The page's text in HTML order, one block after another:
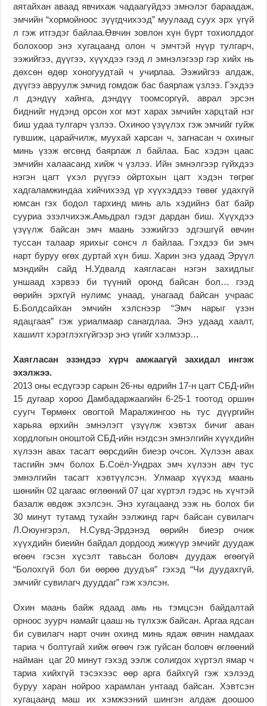
аятайхан аваад явчихаж чадаагүйдээ эмнэлэг бараадаж,
эмчийн “хормойноос зүүгдчихээд” муулаад суух эрх үгүй
л гэж итгэдэг байлаа.Өвчин зовлон хүн бүрт тохиолддог
болохоор энэ хугацаанд олон ч эмчтэй нүүр тулгарч,
ээжийгээ, дүүгээ, хүүхдээ гээд л эмнэлэгээр гэр хийх нь
дөхсөн өдөр хоногуудтай ч учирлаа. Ээжийгээ алдаж,
дүүгээ авруулж эмчид гомдож бас баярлаж үзлээ. Гэхдээ
л дэндүү хайнга, дэндүү тоомсоргүй, аврал эрсэн
биднийг нүдэнд орсон хог мэт харах эмчийн харцтай нэг
биш удаа тулгарч үзлээ. Охиноо үзүүлэх гэж эмчийг гуйж
гувшиж, царайчилж, муухай харсан ч, загнасан ч охиныг
минь үзэж өгсөнд баярлаж л байлаа. Бас хэдэн цаас
эмчийн халаасанд хийж ч үзлээ. Ийн эмнэлгээр гүйхдээ
нэгэн цагт үхэл рүүгээ ойртохын цагт хэдэн төгрөг
хадгаламжиндаа хийчихээд үр хүүхэддээ төвөг удахгүй
юмсан гэх бодол тархинд минь аль хэдийнэ бат байр
сууриа эзэлчихэж.Амьдрал гэдэг дардан биш. Хүүхдээ
үзүүлж байсан эмч маань ээжийгээ эдгэшгүй өвчин
туссан талаар ярихыг сонсч л байлаа. Гэхдээ би эмч
нарт буруу өгөх дуртай хүн биш. Харин энэ удаад Эрүүл
мэндийн сайд Н.Удвалд хаягласан нэгэн захидлыг
уншаад хэрвээ би түүний оронд байсан бол… гээд
өөрийн эрхгүй нулимс унаад, унагаад байсан учраас
Б.Болдсайхан эмчийн хэлснээр “Эмч нарыг үзэн
ядацгаая” гэж уриалмаар санагдлаа. Энэ удаад хаалт,
хашилт хэрэглэхгүйгээр энэ үгийг хэлмээр…
Хаягласан эзэндээ хүрч ам­жаагүй захидал ингэж
эхэлжээ.
2013 оны есдүгээр сарын 26-ны өдрийн 17-н цагт СБД-ийн
15 дугаар хороо Дамбадаржаагийн 6-25-1 тоотод оршин
суугч Төрмөнх овогтой Маралжингоо нь тус дүүргийн
харьяа өрхийн эмнэлэгт үзүүлж хэвтэх бичиг аван
хордлогын оноштой СБД-ийн нэгдсэн эмнэлгийн хүүхдийн
хүлээн авах тасагт өөрсдийн биеэр очсон. Хүлээн авах
тасгийн эмч болох Б.Соёл-Ундрах эмч хүлээн авч тус
эмнэлгийн тасагт хэвтүүлсэн. Улмаар хүүхэд маань
шөнийн 02 цагаас өглөөний 07 цаг хүртэл гэдэс нь хүчтэй
базалж өвдөж эхэлсэн. Энэ хугацаанд ээж нь болох би
30 минут тутамд тухайн ээлжинд гарч байсан сувилагч
Л.Оюунгэрэл, Н.Сувд-Эрдэнэд өөрийн биеэр очиж
хүүхдийн биеийн байдал дордоод жижүүр эмчийг дуудаж
өгөөч гэсэн хүсэлт тавьсан боловч дуудаж өгөөгүй
“Болохгүй бол би өөрөө дуудъя” гэхэд “Чи дуудахгүй,
эмчийг сувилагч дууддаг” гэж хэлсэн.
Охин маань байж ядаад амь нь тэмцсэн байдалтай
орноос зуурч намайг цааш нь түлхэж байсан. Аргаа ядсан
би сувилагч нарт очин охинд минь ядаж өвчин намдаах
тариа ч болтугай хийж өгөөч гэж гуйсан боловч өглөөний
найман цаг 20 минут гэхэд ээлж солигдох хүртэл ямар ч
тариа хийхгүй тэсэхээс өөр арга байхгүй гэж хэлээд
буруу харан нойроо харамлан унтаад байсан. Хэвтсэн
хугацаанд маш их хэмжээний шингэн алдаж доошоо